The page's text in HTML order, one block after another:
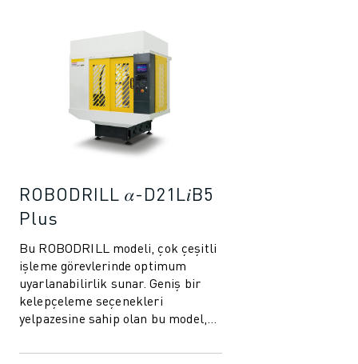
ROBODRILL 𝛼-D21L𝑖B5
Plus
Bu ROBODRILL modeli, çok çeşitli
işleme görevlerinde optimum
uyarlanabilirlik sunar. Geniş bir
kelepçeleme seçenekleri
yelpazesine sahip olan bu model,
işlemesinde mükemmeld...